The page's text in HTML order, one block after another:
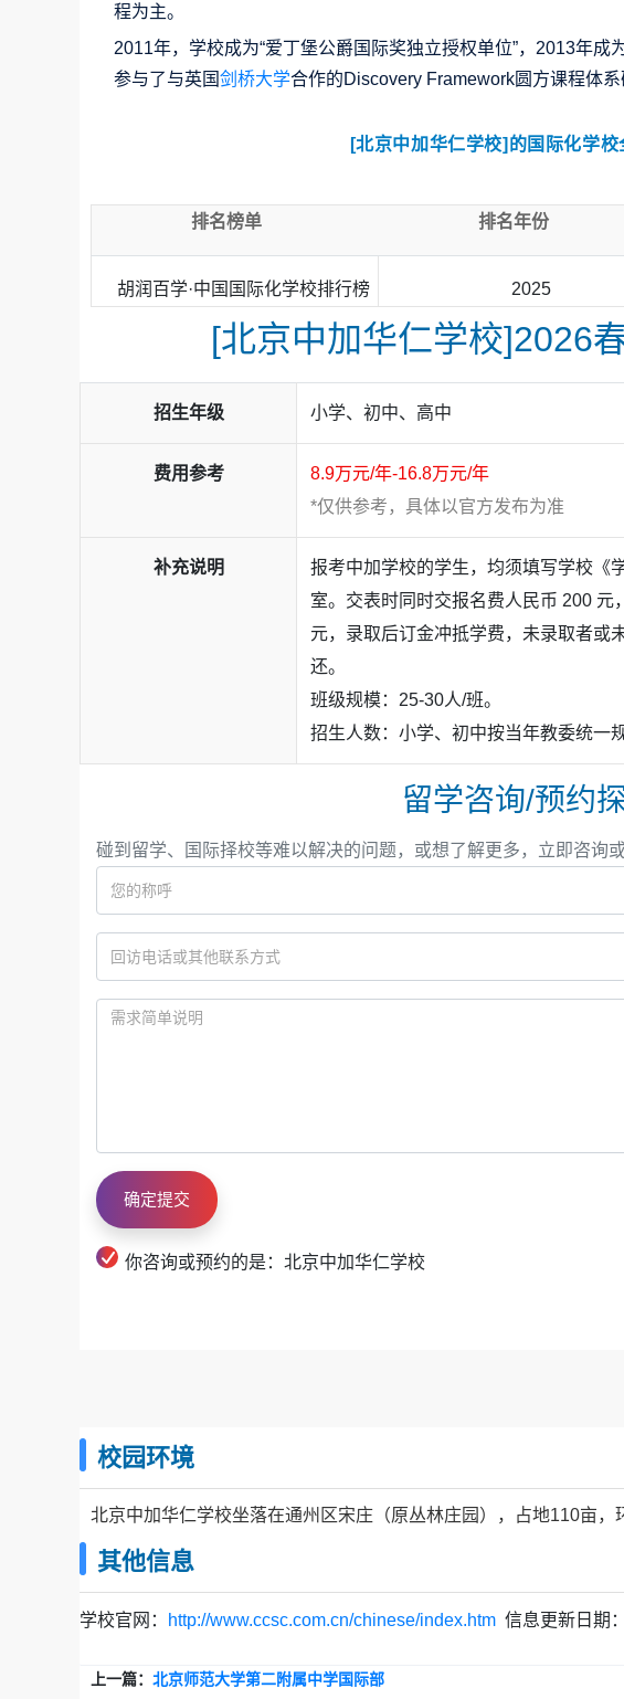
程为主。
2011年，学校成为“爱丁堡公爵国际奖独立授权单位”，2013年
参与了与英国剑桥大学合作的Discovery Framework圆方课程体系
双语班：以国家课程为坚实根基，深度融合国际化课程，打造独
课程标准，语文教学深入剖析经典，巧妙融入跨文化文学比较；
力孩子构建扎实稳固的知识体系。
在扎实的国家课程基础之上，我们聚焦语文、数学、英
双语班：以国内中考为导向，通州区同步教研、统一考试，严格
中毕业生100%被普通高中录取，其中不乏161中学（重点班）、
以出国留学为导向，直升本校国际高中。 课程体系与
文化思维的早期培养，为学生铺设从初中到高中的贯通式成长路
成绩达到5.5分，更有佼佼者斩获6.5分乃至7分的高分，为未来冲
双轨制培养，兼顾国内与国际双路径。 学生同步学习国
实的国内基础教育，又能提前浸润国际课程精髓。初中毕业后，
质普通高中，或无缝衔接本校国际高中及其他国际课程项目，真
• 小班教学：
平均师生配比1:6，每班学生不超过30人，确保个性化指导。
• 分层教学：
通过分层、分类、一生一案，确保适合不同层次学生水平。
[北京中加华仁学校]的国际化学校
排名榜单 排名年份
胡润百学·中国国际化学校排行榜 2025
[北京中加华仁学校]2026
招生年级 小学、初中、高中
费用参考
8.9万元/年-16.8万元/年
*仅供参考，具体以官方发布为准
补充说明
报考中加学校的学生，均须填写学校《
室。交表时同时交报名费人民币 200
元，录取后订金冲抵学费，未录取者或
还。
班级规模：25-30人/班。
招生人数：小学、初中按当年教委统一
留学咨询/预约
碰到留学、国际择校等难以解决的问题，或想了解更多，立即咨询
你咨询或预约的是：北京中加华仁学校
校园环境
北京中加华仁学校坐落在通州区宋庄（原丛林庄园），占地110亩，
其他信息
学校官网： http://www.ccsc.com.cn/chinese/index.htm 信息更新日期：
上一篇： 北京师范大学第二附属中学国际部